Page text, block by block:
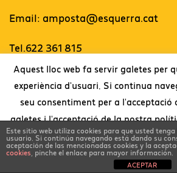
Email: amposta@esquerra.cat
Tel.622 361 815
Twitter
Disseny web:Lo Faro Comunicació.
Este sitio web utiliza cookies para que usted
usuario. Si continúa navegando está dando su
aceptación de las mencionadas cookies y la
cookies, pinche el enlace para mayor información.
ACEPTAR
Aquest lloc web fa servir galetes per
experiència d'usuari. Si continua
seu consentiment per a l'acceptació
galetes i l'acceptació de la nostra
l'enllaç per a més
.
Accepto Llegeix